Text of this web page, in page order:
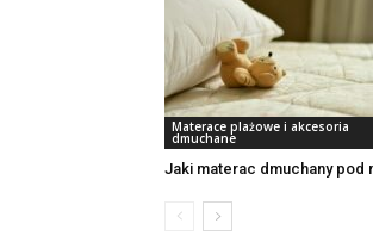
Materace plażowe i akcesoria
dmuchane
Jaki materac dmuchany pod